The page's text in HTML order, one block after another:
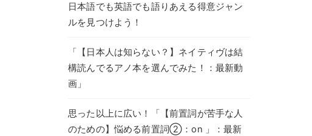
日本語でも英語でも語りあえる得意ジャン
ルを見つけよう！
「【日本人は知らない？】ネイティヴは結
構読んでるアノ本を選んでみた！：最新動
画」
思った以上に広い！「【前置詞が苦手な人
のための】悩める前置詞②：on 」：最新